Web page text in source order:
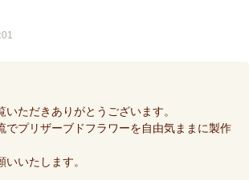
いただきありがとうございます。
でプリザーブドフラワーを自由気ままに製作
いたします。